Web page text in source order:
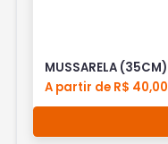
MUSSARELA (35CM)
A partir de R$ 40,00